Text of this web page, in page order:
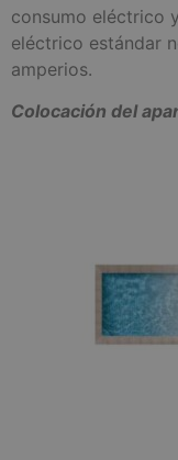
consumo eléctrico
eléctrico estándar
amperios.
Colocación del